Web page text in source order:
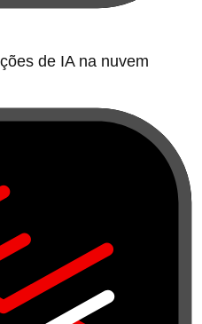
de IA na nuvem